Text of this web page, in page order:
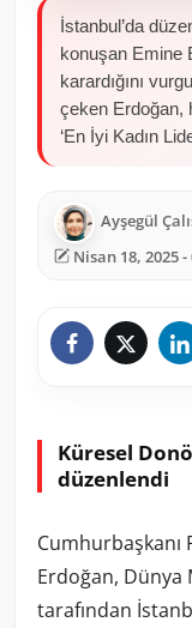
İstanbul’da
konuşan Emine
karardığını
çeken Erdoğan,
‘En İyi Kadın
Ayşegül
Nisan 18, 2025 -
Küresel
düzenlendi
Cumhurbaşkanı
Erdoğan, Dünya
tarafından